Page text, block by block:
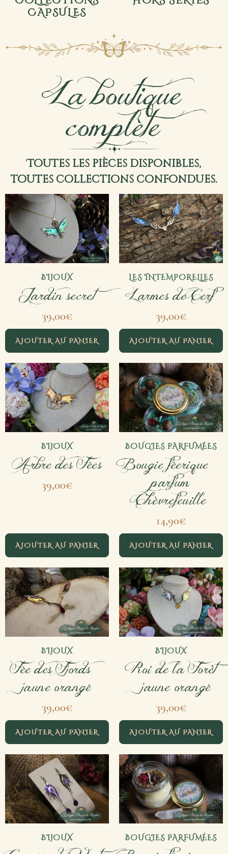
CAPSULES
La boutique
complète
Toutes les pièces disponibles,
toutes collections confondues.
BIJOUX
Jardin secret
39,00€
AJOUTER AU PANIER
LES INTEMPORELLES
Larmes de Cerf
39,00€
AJOUTER AU PANIER
BIJOUX
Arbre des Fées
39,00€
AJOUTER AU PANIER
BOUGIES PARFUMÉES
Bougie féerique –
parfum
Chèvrefeuille
14,90€
AJOUTER AU PANIER
BIJOUX
Fée des Fjords –
jaune orangé
39,00€
AJOUTER AU PANIER
BIJOUX
Roi de la Forêt
– jaune orangé
39,00€
AJOUTER AU PANIER
BIJOUX BOUGIES PARFUMÉES